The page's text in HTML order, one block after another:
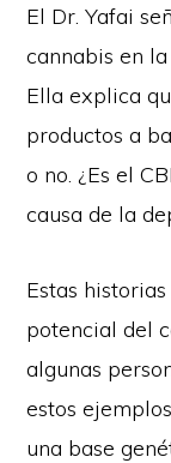
El Dr. Yafai
cannabis en
Ella explica
productos a
o no. ¿Es el
causa de la
Estas
potencial del
algunas
estos
una base